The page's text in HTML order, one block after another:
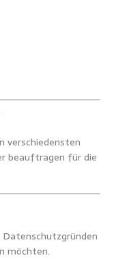
verschiedensten
beauftragen für die
möchten.